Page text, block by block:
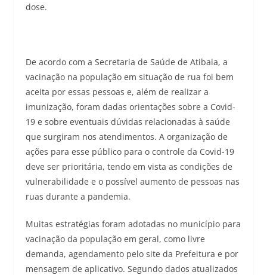
dose.
De acordo com a Secretaria de Saúde de Atibaia, a
vacinação na população em situação de rua foi bem
aceita por essas pessoas e, além de realizar a
imunização, foram dadas orientações sobre a Covid-
19 e sobre eventuais dúvidas relacionadas à saúde
que surgiram nos atendimentos. A organização de
ações para esse público para o controle da Covid-19
deve ser prioritária, tendo em vista as condições de
vulnerabilidade e o possível aumento de pessoas nas
ruas durante a pandemia.
Muitas estratégias foram adotadas no município para
vacinação da população em geral, como livre
demanda, agendamento pelo site da Prefeitura e por
mensagem de aplicativo. Segundo dados atualizados